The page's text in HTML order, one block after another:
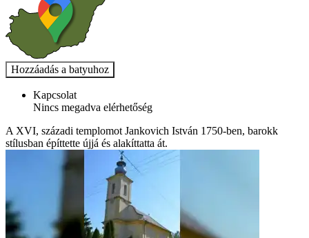
Kapcsolat
Nincs megadva elérhetőség
A XVI, századi templomot Jankovich István 1750-ben, barokk
stílusban építtette újjá és alakíttatta át.